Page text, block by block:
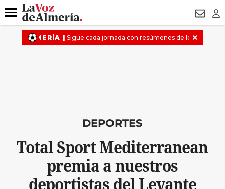
DESTACADO
Menú
DEPORTES
Total Sport Mediterranean
premia a nuestros
deportistas del Levante